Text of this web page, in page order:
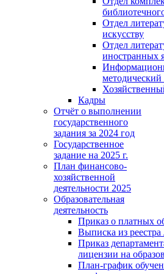
Отдел
искусству
Отдел
иностранных
методический
Кадры
Отчёт о выполнении
государственного
задания за 2024 год
Государственное
задание на 2025 г.
План финансово-
хозяйственной
деятельности 2025
Образовательная
деятельность
Приказ о платных
Выписка из реестра
Приказ
лицензии на
План-график